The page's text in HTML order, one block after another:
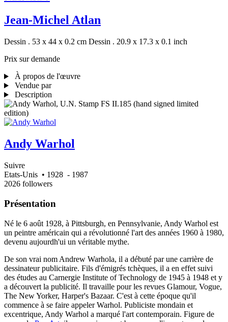
Jean-Michel Atlan
Dessin . 53 x 44 x 0.2 cm Dessin . 20.9 x 17.3 x 0.1 inch
Prix sur demande
À propos de l'œuvre
Vendue par
Description
Andy Warhol
Suivre
Etats-Unis • 1928 - 1987
2026 followers
Présentation
Né le 6 août 1928, à Pittsburgh, en Pennsylvanie, Andy Warhol est
un peintre américain qui a révolutionné l'art des années 1960 à 1980,
devenu aujourdh'ui un véritable mythe.
De son vrai nom Andrew Warhola, il a débuté par une carrière de
dessinateur publicitaire. Fils d'émigrés tchèques, il a en effet suivi
des études au Carnergie Institute of Technology de 1945 à 1948 et y
a découvert la publicité. Il travaille pour les revues Glamour, Vogue,
The New Yorker, Harper's Bazaar. C'est à cette époque qu'il
commence à se faire appeler Warhol. Publiciste mondain et
excentrique, Andy Warhol a marqué l'art contemporain. Figure de